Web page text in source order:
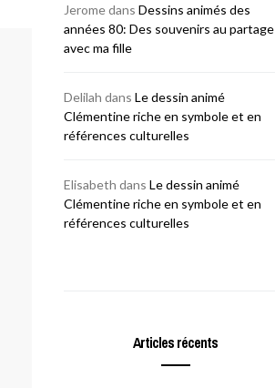
Jeromedans Dessins animés des
années 80: Des souvenirs au partage
avec ma fille
Delilah dans Le dessin animé
Clémentine riche en symbole et en
références culturelles
Elisabeth dans Le dessin animé
Clémentine riche en symbole et en
références culturelles
Articles récents